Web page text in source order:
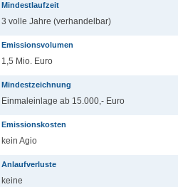
Mindestlaufzeit
3 volle Jahre (verhandelbar)
Emissionsvolumen
1,5 Mio. Euro
Mindestzeichnung
Einmaleinlage ab 15.000,- Euro
Emissionskosten
kein Agio
Anlaufverluste
keine